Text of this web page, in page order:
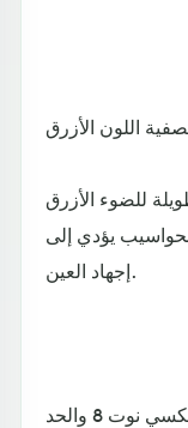
اللون الأزرق
للضوء الأزرق
يؤدي إلى
إجهاد العين.
ويُمكنك تقليل إجهاد العين في هاتف جالكسي نوت 8 والحد